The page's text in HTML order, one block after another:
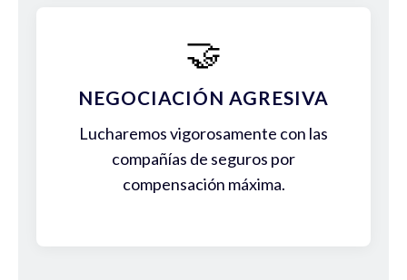
🤝
NEGOCIACIÓN AGRESIVA
Lucharemos vigorosamente con las
compañías de seguros por
compensación máxima.